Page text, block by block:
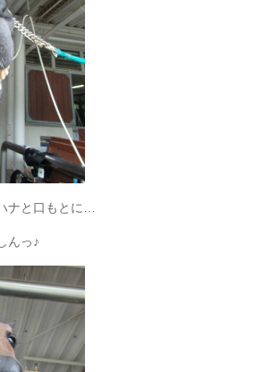
ナと口もとに…
んっ♪